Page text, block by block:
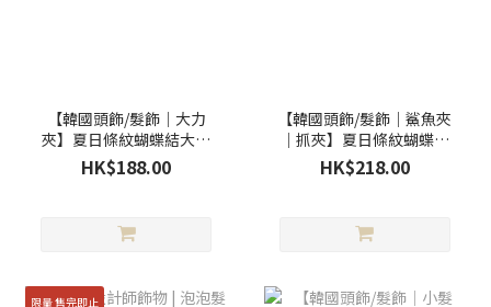
【韓國頭飾/髮飾｜大力
夾】夏日條紋蝴蝶結大力
夾／2色
HK$188.00
【韓國頭飾/髮飾｜鯊魚夾
｜抓夾】夏日條紋蝴蝶結
抓夾／2色
HK$218.00
限量 售完即止